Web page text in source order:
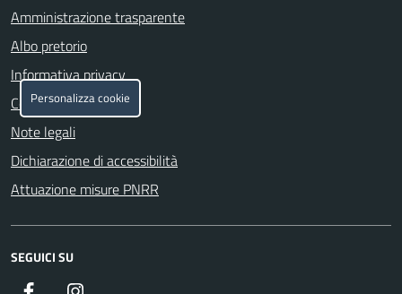
Amministrazione trasparente
Albo pretorio
Informativa privacy
Cookie policy
Note legali
Dichiarazione di accessibilità
Attuazione misure PNRR
SEGUICI SU
Personalizza cookie